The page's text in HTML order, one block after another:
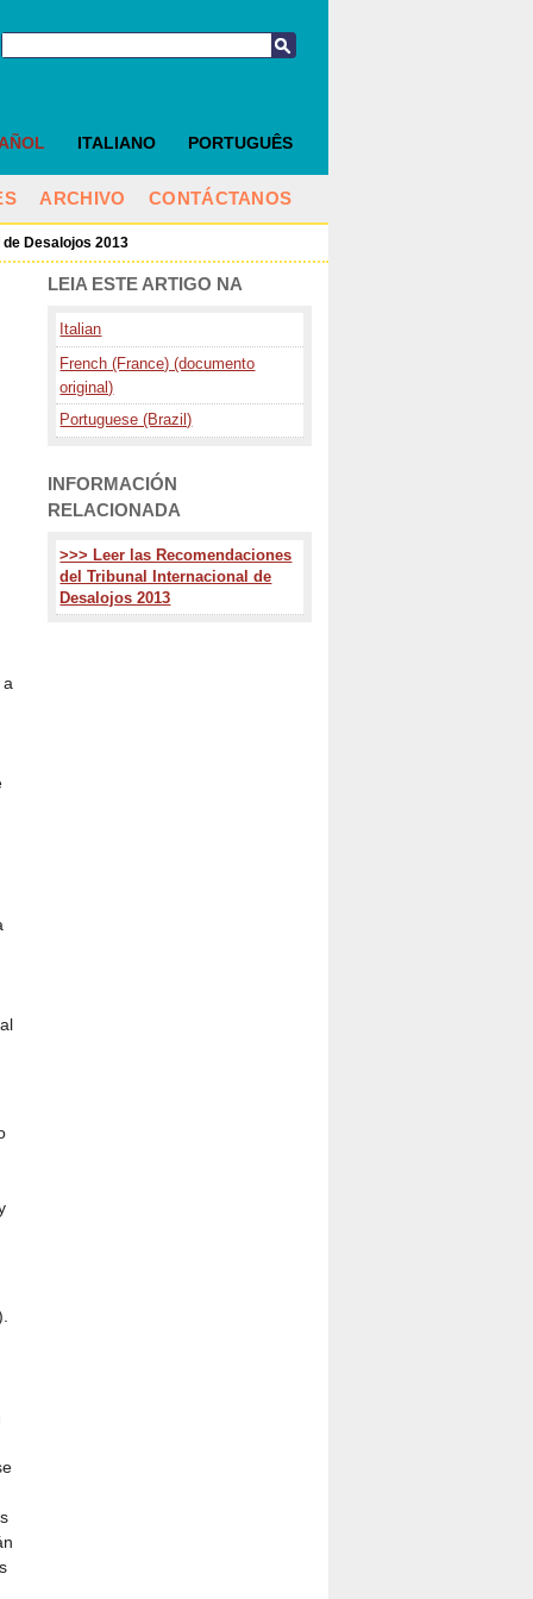
ITALIANO PORTUGUÊS
ARCHIVO CONTÁCTANOS
Desalojos 2013
LEIA ESTE ARTIGO NA
Italian
French (France) (documento
original)
Portuguese (Brazil)
INFORMACIÓN
RELACIONADA
>>> Leer las Recomendaciones
del Tribunal Internacional de
Desalojos 2013